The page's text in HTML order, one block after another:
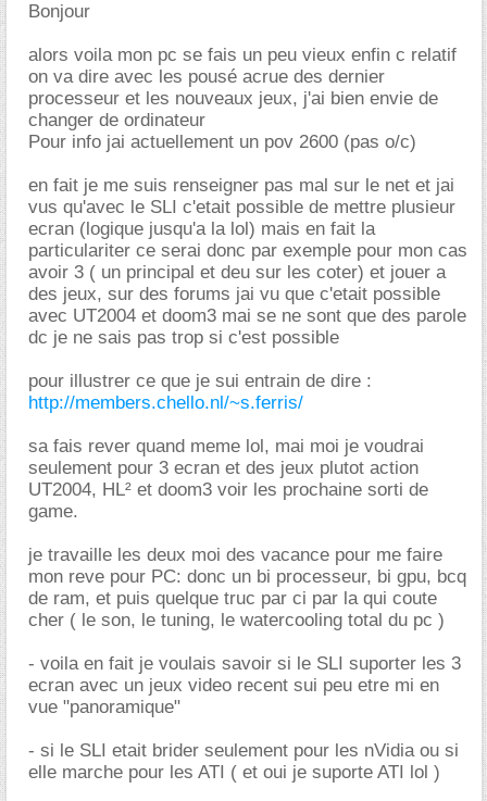
Bonjour
alors voila mon pc se fais un peu vieux enfin c relatif
on va dire avec les pousé acrue des dernier
processeur et les nouveaux jeux, j'ai bien envie de
changer de ordinateur
Pour info jai actuellement un pov 2600 (pas o/c)
en fait je me suis renseigner pas mal sur le net et jai
vus qu'avec le SLI c'etait possible de mettre plusieur
ecran (logique jusqu'a la lol) mais en fait la
particulariter ce serai donc par exemple pour mon cas
avoir 3 ( un principal et deu sur les coter) et jouer a
des jeux, sur des forums jai vu que c'etait possible
avec UT2004 et doom3 mai se ne sont que des parole
dc je ne sais pas trop si c'est possible
pour illustrer ce que je sui entrain de dire :
http://members.chello.nl/~s.ferris/
sa fais rever quand meme lol, mai moi je voudrai
seulement pour 3 ecran et des jeux plutot action
UT2004, HL² et doom3 voir les prochaine sorti de
game.
je travaille les deux moi des vacance pour me faire
mon reve pour PC: donc un bi processeur, bi gpu, bcq
de ram, et puis quelque truc par ci par la qui coute
cher ( le son, le tuning, le watercooling total du pc )
- voila en fait je voulais savoir si le SLI suporter les 3
ecran avec un jeux video recent sui peu etre mi en
vue "panoramique"
- si le SLI etait brider seulement pour les nVidia ou si
elle marche pour les ATI ( et oui je suporte ATI lol )